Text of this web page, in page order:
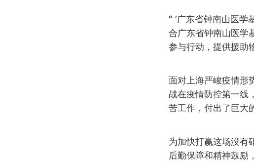
“ ‘广东省钟南山医学
合广东省钟南山医学
参与行动，提供援助
面对上海严峻疫情形
战在疫情防控第一线
苦工作，付出了巨大
为加快打赢这场没有
后勤保障和精神鼓励